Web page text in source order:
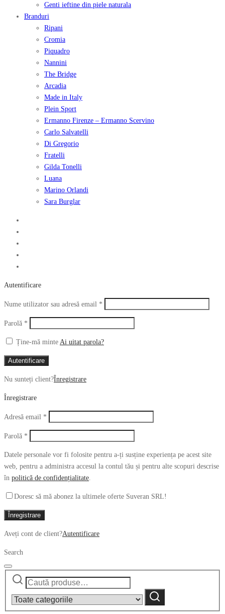
Genti ieftine din piele naturala
Branduri
Ripani
Cromia
Piquadro
Nannini
The Bridge
Arcadia
Made in Italy
Plein Sport
Ermanno Firenze – Ermanno Scervino
Carlo Salvatelli
Di Gregorio
Fratelli
Gilda Tonelli
Luana
Marino Orlandi
Sara Burglar
Autentificare
Nume utilizator sau adresă email *
Parolă *
Ține-mă minte Ai uitat parola?
Autentificare
Nu sunteți client?Înregistrare
Înregistrare
Adresă email *
Parolă *
Datele personale vor fi folosite pentru a-ți susține experiența pe acest site
web, pentru a administra accesul la contul tău și pentru alte scopuri descrise
în politică de confidențialitate
Doresc să mă abonez la ultimele oferte Suveran SRL!
Înregistrare
Aveți cont de client?Autentificare
Search
Caută
category:
Caută